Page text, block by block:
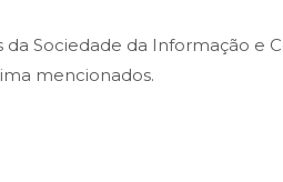
Sociedade da Informação e
mencionados.